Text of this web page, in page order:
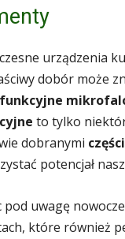
urządzenia
dobór może
to tylko
dobranymi
potencjał
pod uwagę
które również